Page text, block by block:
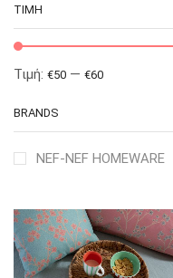
ΤΙΜΉ
Τιμή: €50 — €60
BRANDS
NEF-NEF HOMEWARE